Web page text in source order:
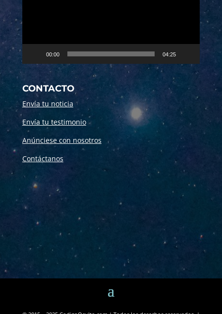
00:00 04:25
CONTACTO
Envía tu noticia
Envía tu testimonio
Anúnciese con nosotros
Contáctanos